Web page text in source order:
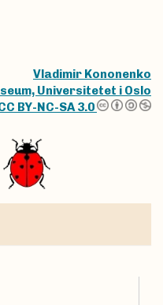
Vladimir Kononenko
Universitetet i Oslo
BY-NC-SA 3.0